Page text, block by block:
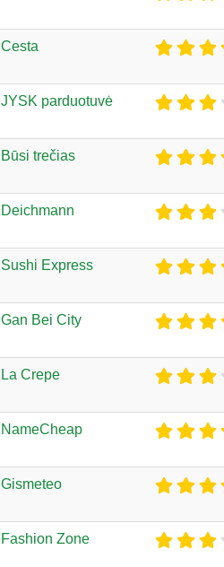
Cesta
JYSK parduotuvė
Būsi trečias
Deichmann
Sushi Express
Gan Bei City
La Crepe
NameCheap
Gismeteo
Fashion Zone